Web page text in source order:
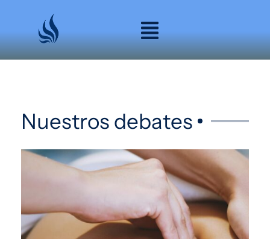
contenido
Nuestros debates